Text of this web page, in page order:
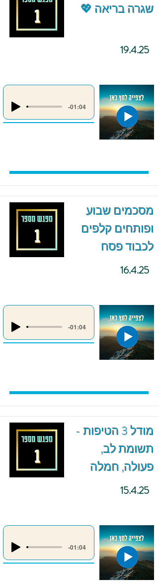
שגרה בריאה 💖
19.4.25
-01:04
מסכמים שבוע
ופותחים קלפים
לכבוד פסח
16.4.25
-01:04
מודל 3 הטיפות -
תשומת לב,
פעולה, חמלה
15.4.25
-01:04